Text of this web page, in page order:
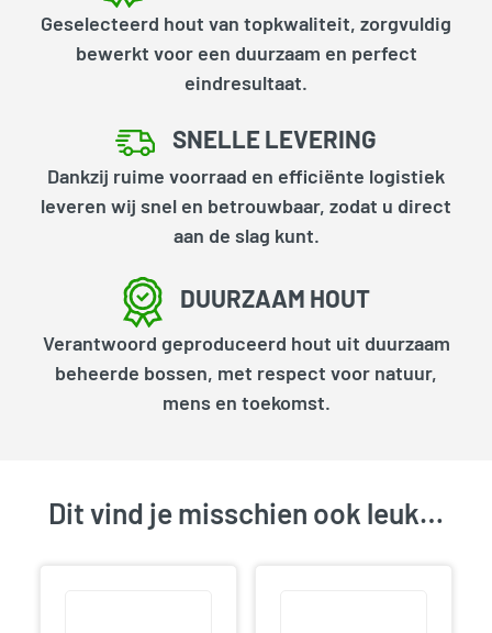
Geselecteerd hout van topkwaliteit, zorgvuldig
bewerkt voor een duurzaam en perfect
eindresultaat.
SNELLE LEVERING
Dankzij ruime voorraad en efficiënte logistiek
leveren wij snel en betrouwbaar, zodat u direct
aan de slag kunt.
DUURZAAM HOUT
Verantwoord geproduceerd hout uit duurzaam
beheerde bossen, met respect voor natuur,
mens en toekomst.
Dit vind je misschien ook leuk…